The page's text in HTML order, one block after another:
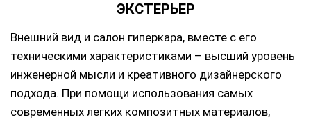
ЭКСТЕРЬЕР
Внешний вид и салон гиперкара, вместе с его
техническими характеристиками – высший уровень
инженерной мысли и креативного дизайнерского
подхода. При помощи использования самых
современных легких композитных материалов,